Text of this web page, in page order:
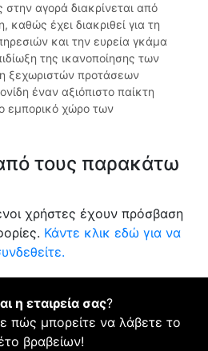
στην αγορά διακρίνεται από
καθώς έχει διακριθεί για τη
και την ευρεία γκάμα
της ικανοποίησης των
ξεχωριστών προτάσεων
έναν αξιόπιστο παίκτη
εμπορικό χώρο των
τους παρακάτω
χρήστες έχουν πρόσβαση
Κάντε κλικ εδώ για να
η εταιρεία σας?
πώς μπορείτε να λάβετε το
βραβείων!